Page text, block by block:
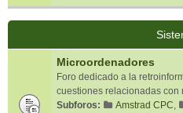
Microordenadores
Foro dedicado a la
cuestiones relacionadas
Subforos:
Amstrad CPC,